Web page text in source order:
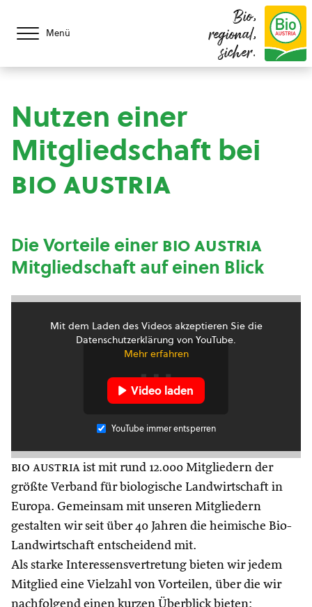
Menü
Bio,
regional,
sicher.
Nutzen einer
Mitgliedschaft bei
bio austria
Die Vorteile einerbio austria
Mitgliedschaft auf einen Blick
Mit dem Laden des Videos akzeptieren Sie die
Datenschutzerklärung von YouTube.
Mehr erfahren
Video laden
YouTube immer entsperren
bio austria ist mit rund 12.000 Mitgliedern der
größte Verband für biologische Landwirtschaft in
Europa. Gemeinsam mit unseren Mitgliedern
gestalten wir seit über 40 Jahren die heimische Bio-
Landwirtschaft entscheidend mit.
Als starke Interessensvertretung bieten wir jedem
Mitglied eine Vielzahl von Vorteilen, über die wir
nachfolgend einen kurzen Überblick bieten: